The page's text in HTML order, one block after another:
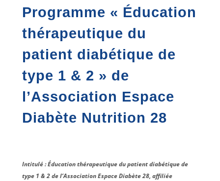
Programme « Éducation
thérapeutique du
patient diabétique de
type 1 & 2 » de
l’Association Espace
Diabète Nutrition 28
Intitulé : Éducation thérapeutique du patient diabétique de
type 1 & 2 de l’Association Espace Diabète 28, affiliée